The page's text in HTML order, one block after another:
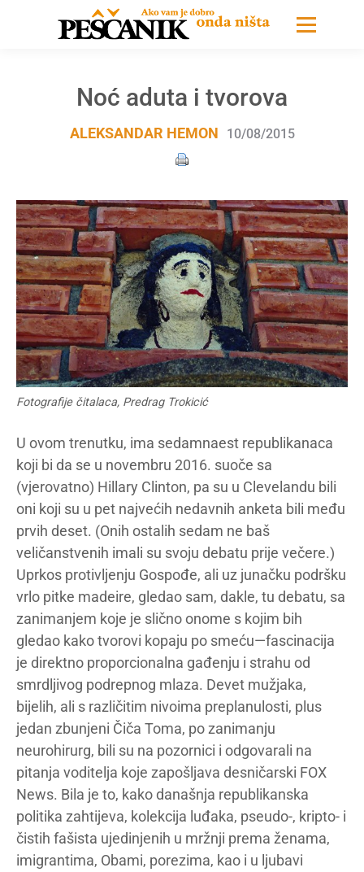
Noć aduta i tvorova
ALEKSANDAR HEMON 10/08/2015
Fotografije čitalaca, Predrag Trokicić
U ovom trenutku, ima sedamnaest republikanaca
koji bi da se u novembru 2016. suoče sa
(vjerovatno) Hillary Clinton, pa su u Clevelandu bili
oni koji su u pet najvećih nedavnih anketa bili među
prvih deset. (Onih ostalih sedam ne baš
veličanstvenih imali su svoju debatu prije večere.)
Uprkos protivljenju Gospođe, ali uz junačku podršku
vrlo pitke madeire, gledao sam, dakle, tu debatu, sa
zanimanjem koje je slično onome s kojim bih
gledao kako tvorovi kopaju po smeću—fascinacija
je direktno proporcionalna gađenju i strahu od
smrdljivog podrepnog mlaza. Devet mužjaka,
bijelih, ali s različitim nivoima preplanulosti, plus
jedan zbunjeni Čiča Toma, po zanimanju
neurohirurg, bili su na pozornici i odgovarali na
pitanja voditelja koje zapošljava desničarski FOX
News. Bila je to, kako današnja republikanska
politika zahtijeva, kolekcija luđaka, pseudo-, kripto- i
čistih fašista ujedinjenih u mržnji prema ženama,
imigrantima, Obami, porezima, kao i u ljubavi